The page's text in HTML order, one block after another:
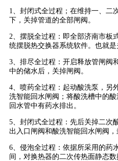
1、封闭式全过程；在维持一、二
下，关掉管道的全部闸阀。
2、摆脱全过程：即全部济南市板
统摆脱热交换器系统软件。也就是
3、排尽全过程：开启释放管闸阀
中的储水后，关掉闸阀。
4、喷药全过程：起动酸洗泵，另
洗智能回水闸阀；将酸洗槽中的
回水管中有药水排出。
5、封闭式全过程：先后关掉二次
出入口闸阀和酸洗智能回水闸阀，
6、侵泡全过程：依据所采用的药
间，对换热器的二次传热面静态数